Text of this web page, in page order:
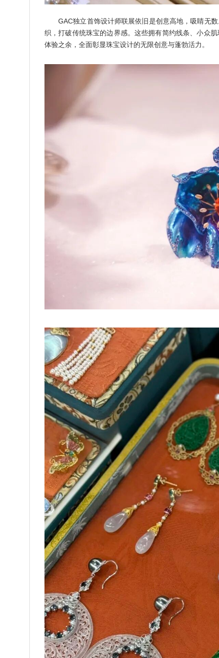
GAC独立首饰设计师联展依旧是创意高地，吸睛无
织，打破传统珠宝的边界感。这些拥有简约线条、小众
体验之余，全面彰显珠宝设计的无限创意与蓬勃活力。